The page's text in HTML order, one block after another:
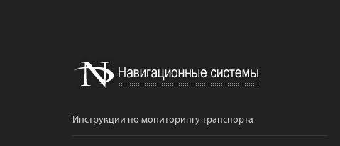
Инструкции по мониторингу транспорта